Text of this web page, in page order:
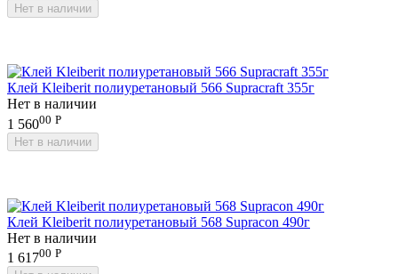
Нет в наличии
Клей Kleiberit полиуретановый 566 Supracraft 355г
Нет в наличии
1 56000 Р
Нет в наличии
Клей Kleiberit полиуретановый 568 Supracon 490г
Нет в наличии
1 61700 Р